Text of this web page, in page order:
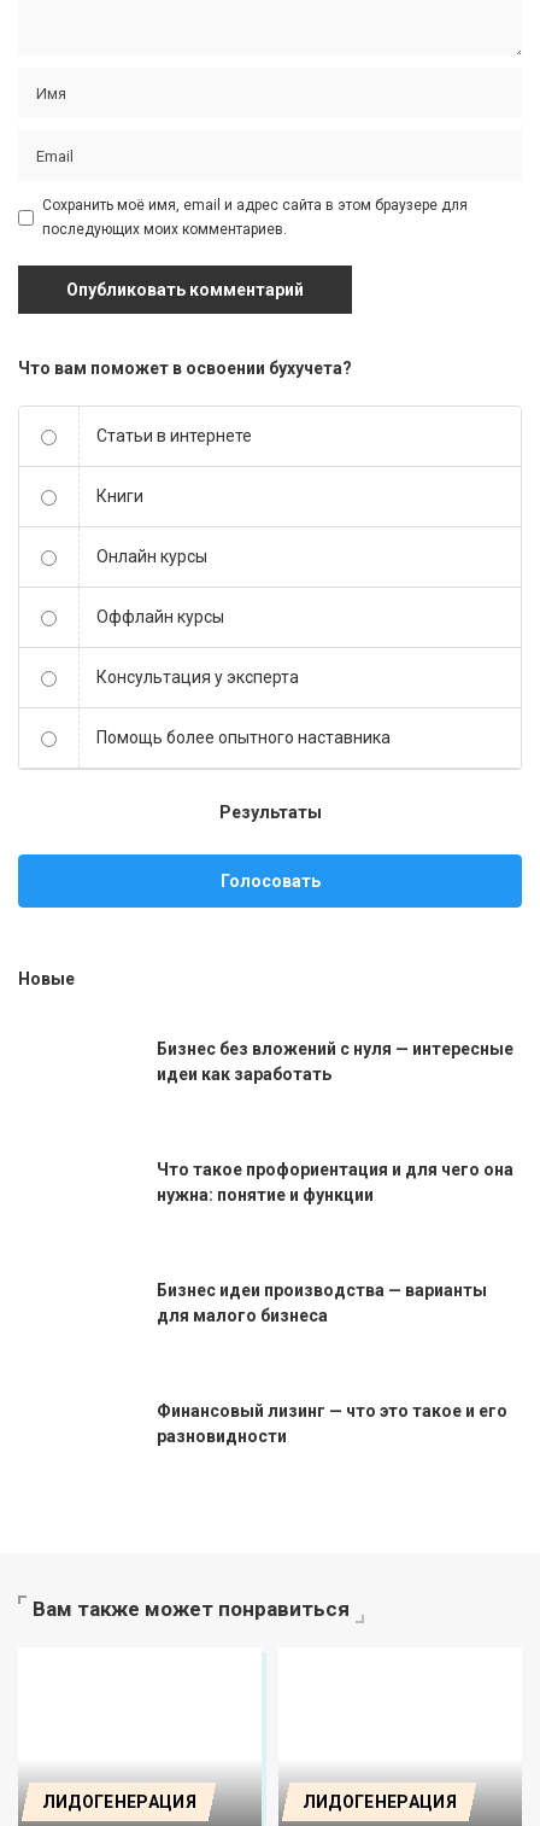
Сохранить моё имя, email и адрес сайта в этом браузере для
последующих моих комментариев.
Что вам поможет в освоении бухучета?
Статьи в интернете
Книги
Онлайн курсы
Оффлайн курсы
Консультация у эксперта
Помощь более опытного наставника
Результаты
Голосовать
Новые
Бизнес без вложений с нуля — интересные
идеи как заработать
Что такое профориентация и для чего она
нужна: понятие и функции
Бизнес идеи производства — варианты
для малого бизнеса
Финансовый лизинг — что это такое и его
разновидности
Вам также может понравиться
ЛИДОГЕНЕРАЦИЯ ЛИДОГЕНЕРАЦИЯ